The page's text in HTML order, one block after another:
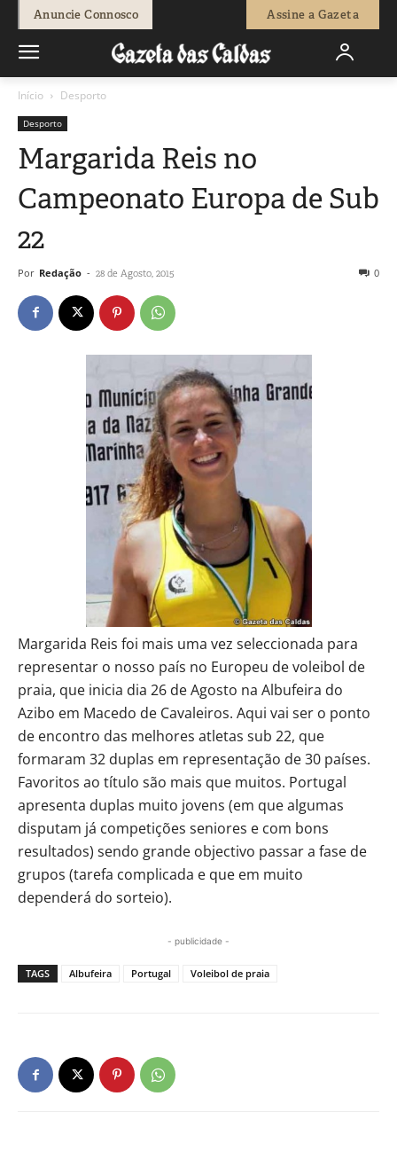
Anuncie Connosco Assine a Gazeta
Início Desporto
Desporto
Margarida Reis no
Campeonato Europa de Sub
22
Por Redação - 28 de Agosto, 2015 0
Margarida Reis foi mais uma vez seleccionada para
representar o nosso país no Europeu de voleibol de
praia, que inicia dia 26 de Agosto na Albufeira do
Azibo em Macedo de Cavaleiros. Aqui vai ser o ponto
de encontro das melhores atletas sub 22, que
formaram 32 duplas em representação de 30 países.
Favoritos ao título são mais que muitos. Portugal
apresenta duplas muito jovens (em que algumas
disputam já competições seniores e com bons
resultados) sendo grande objectivo passar a fase de
grupos (tarefa complicada e que em muito
dependerá do sorteio).
- publicidade -
TAGS Albufeira Portugal Voleibol de praia